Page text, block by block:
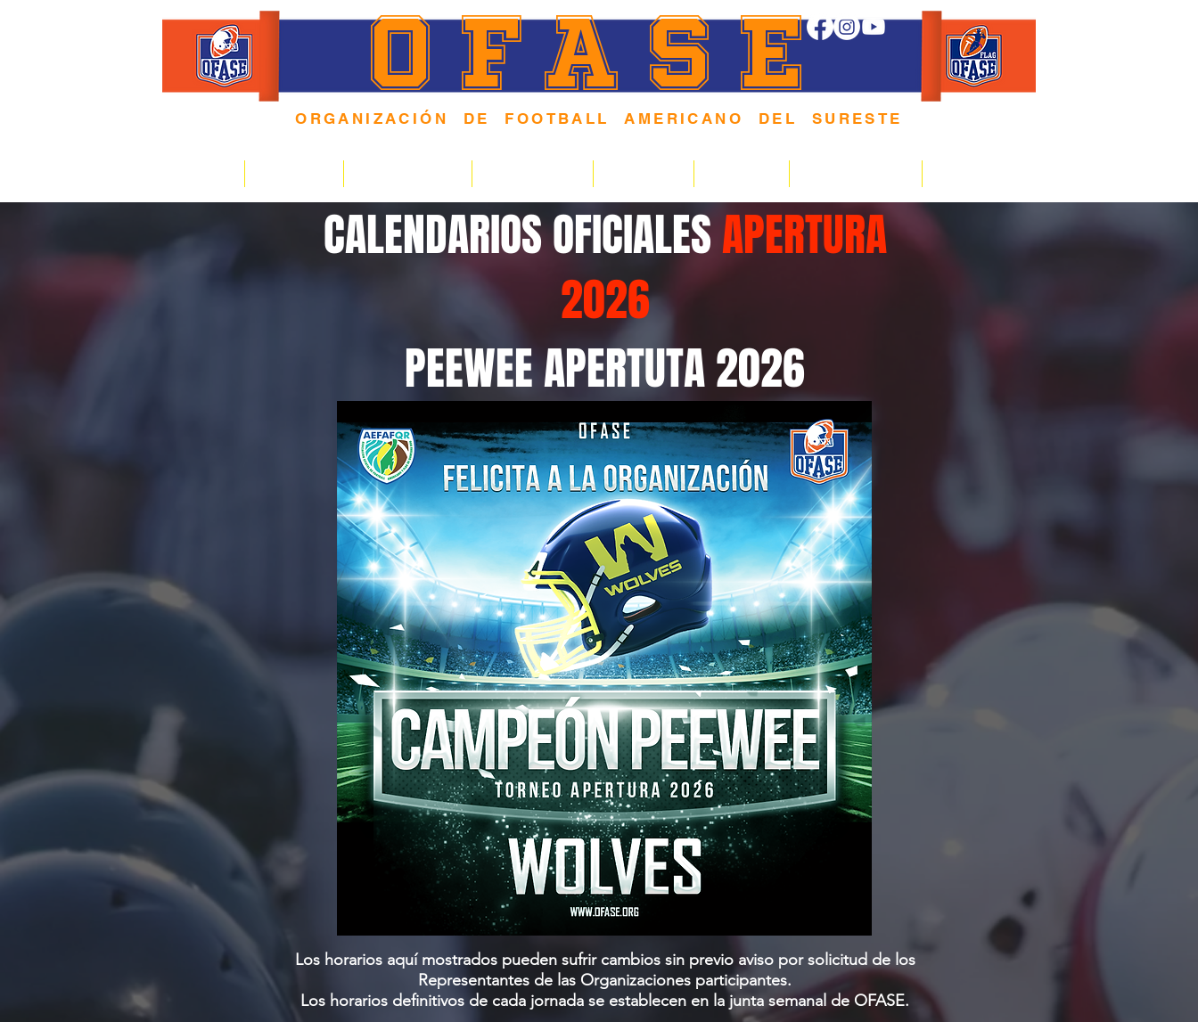
OFASE
ORGANIZACIÓN DE FOOTBALL AMERICANO DEL SURESTE
CALENDARIOS OFICIALESAPERTURA
2026
PEEWEE APERTUTA 2026
Los horarios aquí mostrados pueden sufrir cambios sin previo aviso por solicitud de los
Representantes de las Organizaciones participantes.
Los horarios definitivos de cada jornada se establecen en la junta semanal de OFASE.